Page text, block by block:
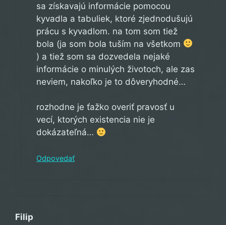
sa získavajú informácie pomocou
kyvadla a tabuliek, ktoré zjednodušujú
prácu s kyvadlom. na tom som tiež
bola (ja som bola tuším na všetkom
) a tiež som sa dozvedela nejaké
informácie o minulých životoch, ale zas
neviem, nakoľko je to dôveryhodné…
rozhodne je ťažko overiť pravosť u
vecí, ktorých existencia nie je
dokázateľná…
Odpovedať
Filip